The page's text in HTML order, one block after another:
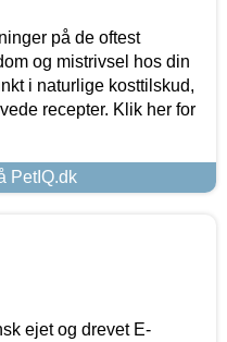
på de oftest
og mistrivsel hos din
i naturlige kosttilskud,
recepter. Klik her for
PetIQ.dk
ejet og drevet E-